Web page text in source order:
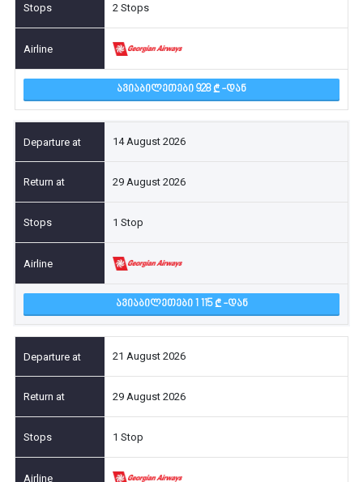
2 Stops
ᲐᲕᲘᲐᲑᲘᲚᲔᲗᲔᲑᲘ 928 -ᲓᲐᲜ
14 August 2026
29 August 2026
1 Stop
ᲐᲕᲘᲐᲑᲘᲚᲔᲗᲔᲑᲘ 1 115 -ᲓᲐᲜ
21 August 2026
29 August 2026
1 Stop